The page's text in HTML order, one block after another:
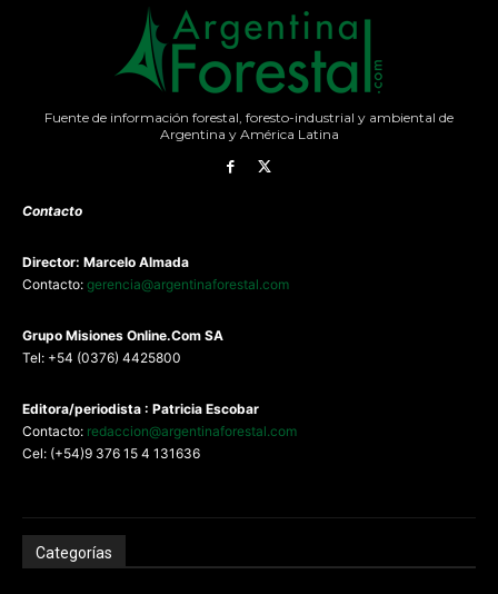
Fuente de información forestal, foresto-industrial y ambiental de
Argentina y América Latina
Contacto
Director: Marcelo Almada
Contacto: gerencia@argentinaforestal.com
Grupo Misiones Online.Com SA
Tel: +54 (0376) 4425800
Editora/periodista : Patricia Escobar
Contacto: redaccion@argentinaforestal.com
Cel: (+54)9 376 15 4 131636
Categorías